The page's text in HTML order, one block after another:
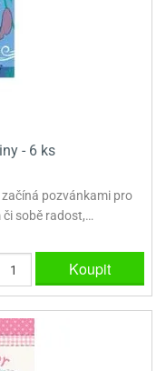
- 6 ks
pozvánkami pro
či sobě radost,…
Koupit